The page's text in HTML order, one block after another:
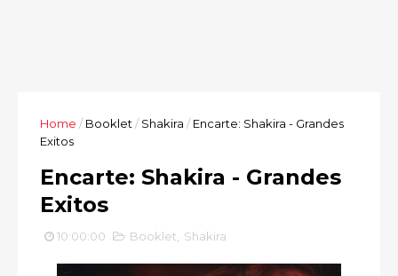
Home / Booklet / Shakira / Encarte: Shakira - Grandes
Exitos
Encarte: Shakira - Grandes
Exitos
10:00:00 Booklet Shakira